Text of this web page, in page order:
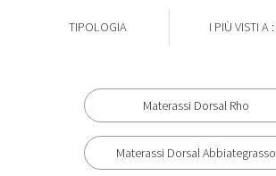
TIPOLOGIA I PIÙ VISTI A :
Materassi Dorsal Rho
Materassi Dorsal Abbiategrasso